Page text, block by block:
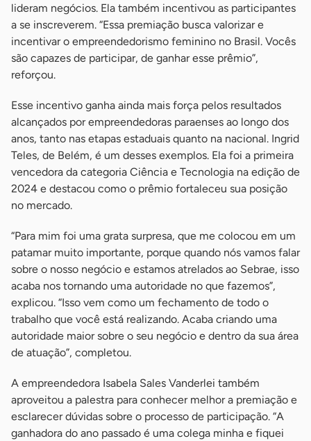
lideram negócios. Ela também incentivou as participantes
a se inscreverem. “Essa premiação busca valorizar e
incentivar o empreendedorismo feminino no Brasil. Vocês
são capazes de participar, de ganhar esse prêmio”,
reforçou.
Esse incentivo ganha ainda mais força pelos resultados
alcançados por empreendedoras paraenses ao longo dos
anos, tanto nas etapas estaduais quanto na nacional. Ingrid
Teles, de Belém, é um desses exemplos. Ela foi a primeira
vencedora da categoria Ciência e Tecnologia na edição de
2024 e destacou como o prêmio fortaleceu sua posição
no mercado.
“Para mim foi uma grata surpresa, que me colocou em um
patamar muito importante, porque quando nós vamos falar
sobre o nosso negócio e estamos atrelados ao Sebrae, isso
acaba nos tornando uma autoridade no que fazemos”,
explicou. “Isso vem como um fechamento de todo o
trabalho que você está realizando. Acaba criando uma
autoridade maior sobre o seu negócio e dentro da sua área
de atuação”, completou.
A empreendedora Isabela Sales Vanderlei também
aproveitou a palestra para conhecer melhor a premiação e
esclarecer dúvidas sobre o processo de participação. “A
ganhadora do ano passado é uma colega minha e fiquei